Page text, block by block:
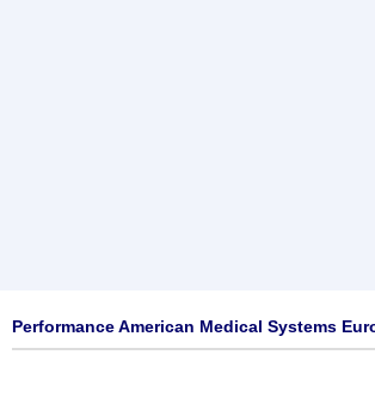
Performance American Medical Systems